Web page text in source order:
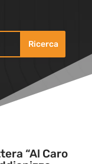
“Al Caro